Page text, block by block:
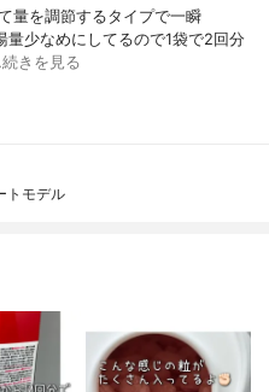
量を調節するタイプで一瞬
量少なめにしてるので1袋で2回分
続きを見る
トモデル